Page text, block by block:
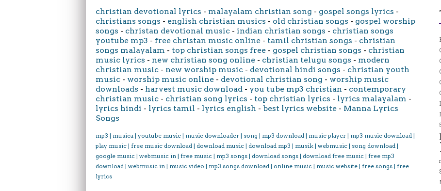
christian devotional lyrics - malayalam christian song - gospel songs lyrics -
christians songs - english christian musics - old christian songs - gospel worship
songs - christan devotional music - indian christian songs - christian songs
youtube mp3 - free christan music online - tamil christian songs - christian
songs malayalam - top christian songs free - gospel christian songs - christian
music lyrics - new christian song online - christian telugu songs - modern
christian music - new worship music - devotional hindi songs - christian youth
music - worship music online - devotional christian song - worship music
downloads - harvest music download - you tube mp3 christian - contemporary
christian music - christian song lyrics - top christian lyrics - lyrics malayalam -
lyrics hindi - lyrics tamil - lyrics english - best lyrics website - Manna Lyrics
Songs
mp3 | musica | youtube music | music downloader | song | mp3 download | music player | mp3 music download |
play music | free music download | download music | download mp3 | musik | webmusic | song download |
google music | webmusic in | free music | mp3 songs | download songs | download free music | free mp3
download | webmusic in | music video | mp3 songs download | online music | music website | free songs | free
lyrics